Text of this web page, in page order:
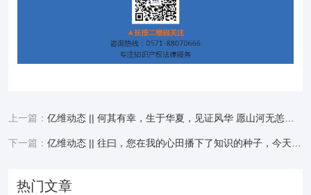
上一篇： 亿维动态 || 何其有幸，生于华夏，见证风华 愿山河无恙，祖国繁荣昌盛 生日快乐，我的祖国
下一篇： 亿维动态 || 往曰，您在我的心田播下了知识的种子，今天，才有我在科研中结出的硕果，老师，这是您的丰收!
热门文章